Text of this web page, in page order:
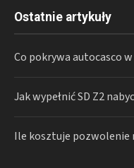
Ostatnie artykuły
Co pokrywa autocasco
Jak wypełnić SD Z2
Ile kosztuje pozwolenie